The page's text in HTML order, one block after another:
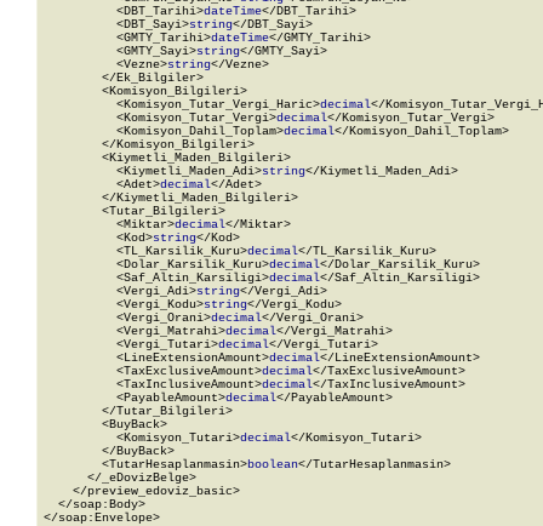
          <DBT_Tarihi>
dateTime</DBT_Tarihi>
          <DBT_Sayi>
string</DBT_Sayi>
          <GMTY_Tarihi>
dateTime</GMTY_Tarihi>
          <GMTY_Sayi>
string</GMTY_Sayi>
          <Vezne>
string</Vezne>
        </Ek_Bilgiler>
        <Komisyon_Bilgileri>
          <Komisyon_Tutar_Vergi_Haric>
decimal</
          <Komisyon_Tutar_Vergi>
decimal</Komisyon_Tutar_Vergi>
          <Komisyon_Dahil_Toplam>
decimal</Komisyon_Dahil_Toplam>
        </Komisyon_Bilgileri>
        <Kiymetli_Maden_Bilgileri>
          <Kiymetli_Maden_Adi>
string</Kiymetli_Maden_Adi>
          <Adet>
decimal</Adet>
        </Kiymetli_Maden_Bilgileri>
        <Tutar_Bilgileri>
          <Miktar>
decimal</Miktar>
          <Kod>
string</Kod>
          <TL_Karsilik_Kuru>
decimal</TL_Karsilik_Kuru>
          <Dolar_Karsilik_Kuru>
decimal</Dolar_Karsilik_Kuru>
          <Saf_Altin_Karsiligi>
decimal</Saf_Altin_Karsiligi>
          <Vergi_Adi>
string</Vergi_Adi>
          <Vergi_Kodu>
string</Vergi_Kodu>
          <Vergi_Orani>
decimal</Vergi_Orani>
          <Vergi_Matrahi>
decimal</Vergi_Matrahi>
          <Vergi_Tutari>
decimal</Vergi_Tutari>
          <LineExtensionAmount>
decimal</LineExtensionAmount>
          <TaxExclusiveAmount>
decimal</TaxExclusiveAmount>
          <TaxInclusiveAmount>
decimal</TaxInclusiveAmount>
          <PayableAmount>
decimal</PayableAmount>
        </Tutar_Bilgileri>
        <BuyBack>
          <Komisyon_Tutari>
decimal</Komisyon_Tutari>
        </BuyBack>
        <TutarHesaplanmasin>
boolean</TutarHesaplanmasin>
      </_eDovizBelge>
    </preview_edoviz_basic>
  </soap:Body>
</soap:Envelope>